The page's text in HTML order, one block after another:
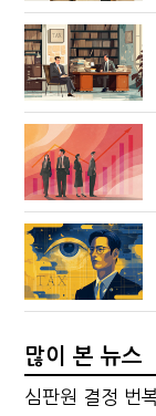
많이 본 뉴스